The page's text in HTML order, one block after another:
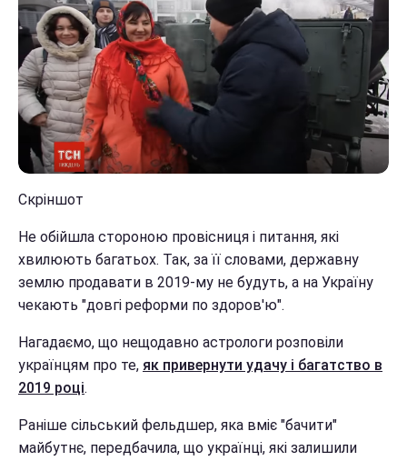
Скріншот
Не обійшла стороною провісниця і питання, які
хвилюють багатьох. Так, за її словами, державну
землю продавати в 2019-му не будуть, а на Україну
чекають "довгі реформи по здоров'ю".
Нагадаємо, що нещодавно астрологи розповіли
українцям про те, як привернути удачу і багатство в
2019 році.
Раніше сільський фельдшер, яка вміє "бачити"
майбутнє, передбачила, що українці, які залишили